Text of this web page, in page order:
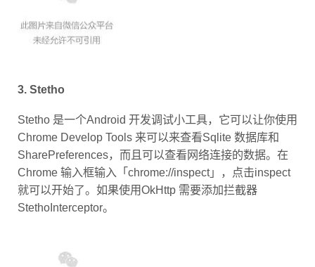
3. Stetho
Stetho 是一个Android 开发调试小工具，它可以让你使用
Chrome Develop Tools 来可以来查看Sqlite 数据库和
SharePreferences，而且可以查看网络连接的数据。在
Chrome 输入框输入「chrome://inspect」，点击inspect
就可以开始了。如果使用OkHttp 需要添加拦截器
StethoInterceptor。